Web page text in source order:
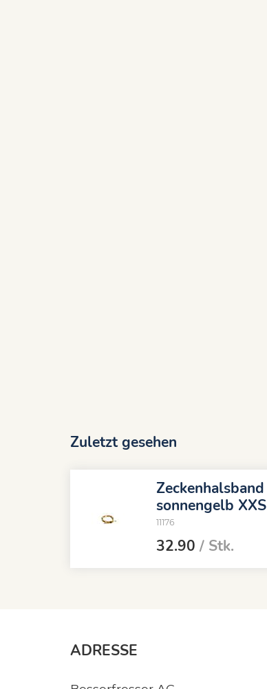
Zuletzt gesehen
Zeckenhalsband
sonnengelb XXS
11176
32.90 / Stk.
ADRESSE